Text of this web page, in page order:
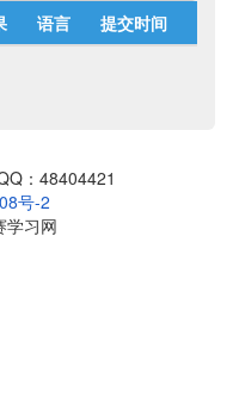
语言 提交时间
：48404421
号-2
学习网